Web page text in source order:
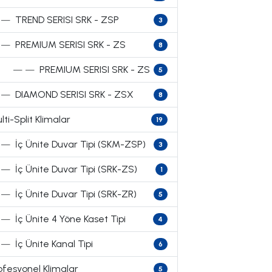
— TREND SERISI SRK - ZSP 3
— PREMIUM SERISI SRK - ZS 8
— — PREMIUM SERISI SRK - ZS 5
— DIAMOND SERISI SRK - ZSX 8
Split Klimalar 19
— İç Ünite Duvar Tipi (SKM-ZSP) 3
— İç Ünite Duvar Tipi (SRK-ZS) 1
— İç Ünite Duvar Tipi (SRK-ZR) 5
— İç Ünite 4 Yöne Kaset Tipi 4
— İç Ünite Kanal Tipi 6
Klimalar 5